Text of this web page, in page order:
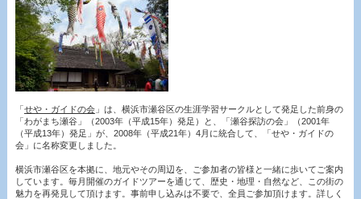
「せや・ガイドの会」は、横浜市瀬谷区の生涯学習サークルとして発足した前身の
「わがまち瀬谷」（2003年（平成15年）発足）と、「瀬谷探訪の会」（2001年
（平成13年）発足」が、2008年（平成21年）4月に統合して、「せや・ガイドの
会」に名称変更しました。
横浜市瀬谷区を本拠に、地元やその周辺を、ご参加者の皆様と一緒に歩いてご案内
しています。毎月開催のガイドツアーを通じて、歴史・地理・自然など、この街の
魅力を再発見して頂けます。事前申し込みは不要で、全員ご参加頂けます。詳しく